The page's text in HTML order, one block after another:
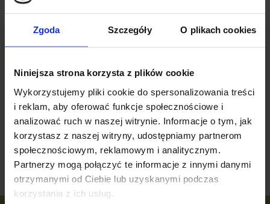
Zgoda Szczegóły O plikach cookies
Niniejsza strona korzysta z plików cookie
Wykorzystujemy pliki cookie do spersonalizowania treści
i reklam, aby oferować funkcje społecznościowe i
analizować ruch w naszej witrynie. Informacje o tym, jak
korzystasz z naszej witryny, udostępniamy partnerom
społecznościowym, reklamowym i analitycznym.
Partnerzy mogą połączyć te informacje z innymi danymi
otrzymanymi od Ciebie lub uzyskanymi podczas
korzystania z ich usług.
Kategorie Szukaj
Materace piankowe
Materac
piankowy
ADAM
Brak produktów do wyświetlenia